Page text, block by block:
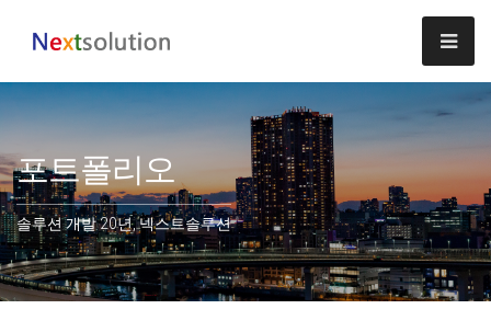
포트폴리오
솔루션 개발 20년, 넥스트솔루션